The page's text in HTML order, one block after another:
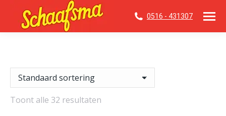
0516 - 431307
Toont alle 32 resultaten